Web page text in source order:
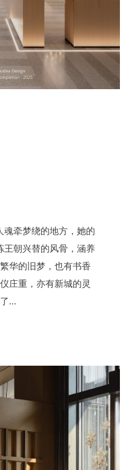
魂牵梦绕的地方，她的
王朝兴替的风骨，涵养
华的旧梦，也有书香
庄重，亦有新城的灵
...